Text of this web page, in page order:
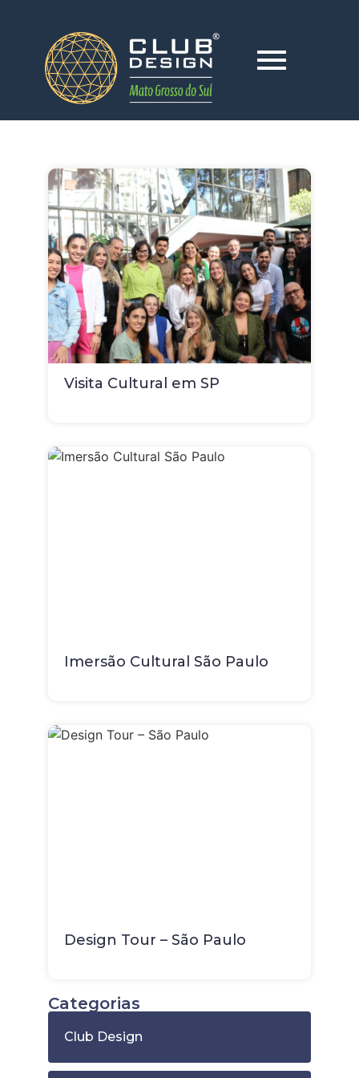
Visita Cultural em SP
Imersão Cultural São Paulo
Design Tour – São Paulo
Categorias
Club Design